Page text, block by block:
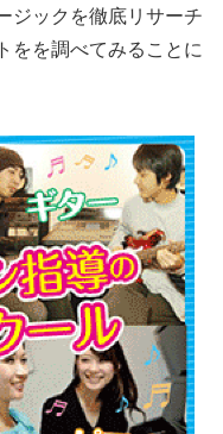
ジックを徹底リサーチ
をを調べてみることに